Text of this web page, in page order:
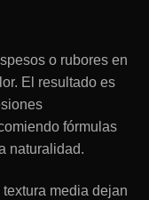
o rubores en
El resultado es
fórmulas
naturalidad.
media dejan